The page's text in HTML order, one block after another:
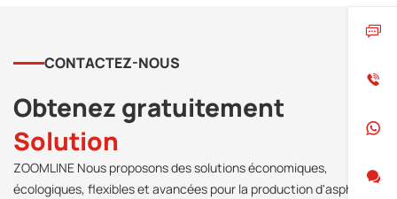
CONTACTEZ-NOUS
Obtenez gratuitement
Solution
ZOOMLINE Nous proposons des solutions économiques,
écologiques, flexibles et avancées pour la production d'asphalte.